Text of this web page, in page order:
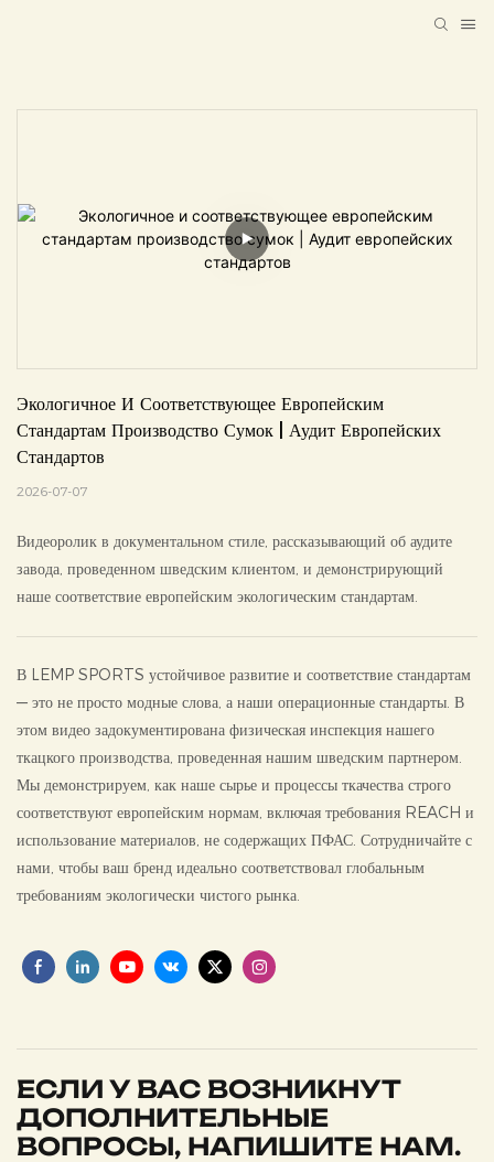
Экологичное И Соответствующее Европейским
Стандартам Производство Сумок | Аудит Европейских
Стандартов
2026-07-07
Видеоролик в документальном стиле, рассказывающий об аудите
завода, проведенном шведским клиентом, и демонстрирующий
наше соответствие европейским экологическим стандартам.
В LEMP SPORTS устойчивое развитие и соответствие стандартам
— это не просто модные слова, а наши операционные стандарты. В
этом видео задокументирована физическая инспекция нашего
ткацкого производства, проведенная нашим шведским партнером.
Мы демонстрируем, как наше сырье и процессы ткачества строго
соответствуют европейским нормам, включая требования REACH и
использование материалов, не содержащих ПФАС. Сотрудничайте с
нами, чтобы ваш бренд идеально соответствовал глобальным
требованиям экологически чистого рынка.
ЕСЛИ У ВАС ВОЗНИКНУТ
ДОПОЛНИТЕЛЬНЫЕ
ВОПРОСЫ, НАПИШИТЕ НАМ.